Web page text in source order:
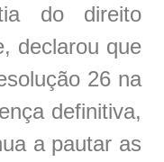
do direito
declarou que
26 na
definitiva,
a pautar as